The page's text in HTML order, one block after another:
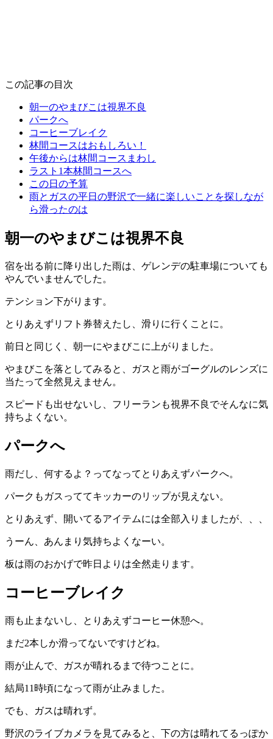
この記事の目次
朝一のやまびこは視界不良
パークへ
コーヒーブレイク
林間コースはおもしろい！
午後からは林間コースまわし
ラスト1本林間コースへ
この日の予算
雨とガスの平日の野沢で一緒に楽しいことを探しなが
ら滑ったのは
朝一のやまびこは視界不良
宿を出る前に降り出した雨は、ゲレンデの駐車場についても
やんでいませんでした。
テンション下がります。
とりあえずリフト券替えたし、滑りに行くことに。
前日と同じく、朝一にやまびこに上がりました。
やまびこを落としてみると、ガスと雨がゴーグルのレンズに
当たって全然見えません。
スピードも出せないし、フリーランも視界不良でそんなに気
持ちよくない。
パークへ
雨だし、何するよ？ってなってとりあえずパークへ。
パークもガスっててキッカーのリップが見えない。
とりあえず、開いてるアイテムには全部入りましたが、、、
うーん、あんまり気持ちよくなーい。
板は雨のおかげで昨日よりは全然走ります。
コーヒーブレイク
雨も止まないし、とりあえずコーヒー休憩へ。
まだ2本しか滑ってないですけどね。
雨が止んで、ガスが晴れるまで待つことに。
結局11時頃になって雨が止みました。
でも、ガスは晴れず。
野沢のライブカメラを見てみると、下の方は晴れてるっぽか